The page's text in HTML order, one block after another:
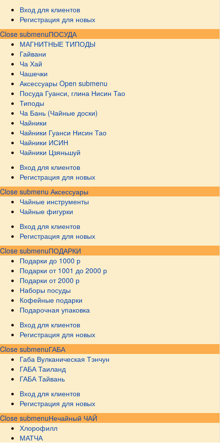
Вход для клиентов
Регистрация для новых
Close submenuПОСУДА
МАГНИТНЫЕ ТИПОДЫ
Гайвани
Ча Хай
Чашечки
Аксессуары Open submenu
Посуда Гуанси, глина Нисин Тао
Типоды
Ча Бань (Чайные доски)
Чайники
Чайники Гуанси Нисин Тао
Чайники ИСИН
Чайники Цзяньшуй
Вход для клиентов
Регистрация для новых
Close submenu Аксессуары
Чайные инструменты
Чайные фигурки
Вход для клиентов
Регистрация для новых
Close submenuПОДАРКИ
Подарки до 1000 р
Подарки от 1001 до 2000 р
Подарки от 2000 р
Наборы посуды
Кофейные подарки
Подарочная упаковка
Вход для клиентов
Регистрация для новых
Close submenuГАБА
Габа Вулканическая Тэнчун
ГАБА Таиланд
ГАБА Тайвань
Вход для клиентов
Регистрация для новых
Close submenuНечайный ЧАЙ
Хлорофилл
МАТЧА